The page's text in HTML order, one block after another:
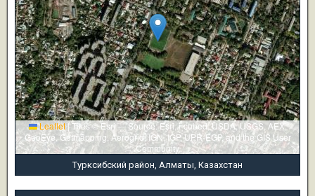
Leaflet |Tiles © Esri — Source: Esri, i-cubed, USDA, USGS, AEX,
GeoEye, Getmapping, Aerogrid, IGN, IGP, UPR-EGP, and the GIS User
Community
Турксибский район, Алматы, Казахстан